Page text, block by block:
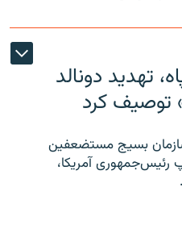
تهدید دونالد
توصیف کرد
بسیج مستضعفین
رئیس‌جمهوری آمریکا،